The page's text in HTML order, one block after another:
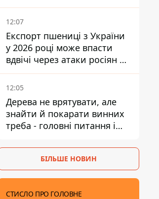
12:07
Експорт пшениці з України
у 2026 році може впасти
вдвічі через атаки росіян по
портах
12:05
Дерева не врятувати, але
знайти й покарати винних
треба - головні питання і
Теремках
БІЛЬШЕ НОВИН
СТИСЛО ПРО ГОЛОВНЕ